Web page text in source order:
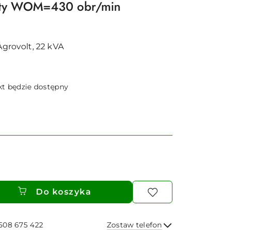
WOM=430 obr/min
22 kVA
będzie dostępny
Do koszyka
675 422 Zostaw telefon